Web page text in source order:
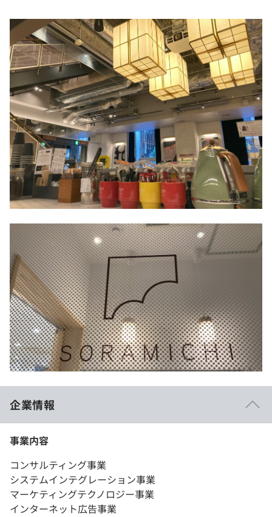
企業情報
事業内容
コンサルティング事業
システムインテグレーション事業
マーケティングテクノロジー事業
インターネット広告事業